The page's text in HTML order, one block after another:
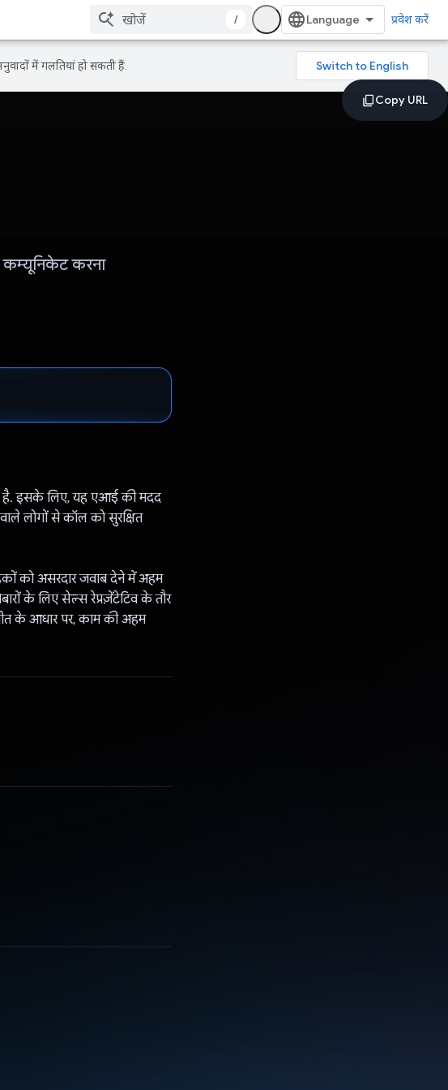
/ प्रवेश करें
में गलतियां हो सकती हैं.
कम्यूनिकेट करना
है. इसके लिए, यह एआई की मदद
लोगों से कॉल को सुरक्षित
को असरदार जवाब देने में अहम
के लिए सेल्स रेप्रज़ेंटेटिव के तौर
के आधार पर, काम की अहम